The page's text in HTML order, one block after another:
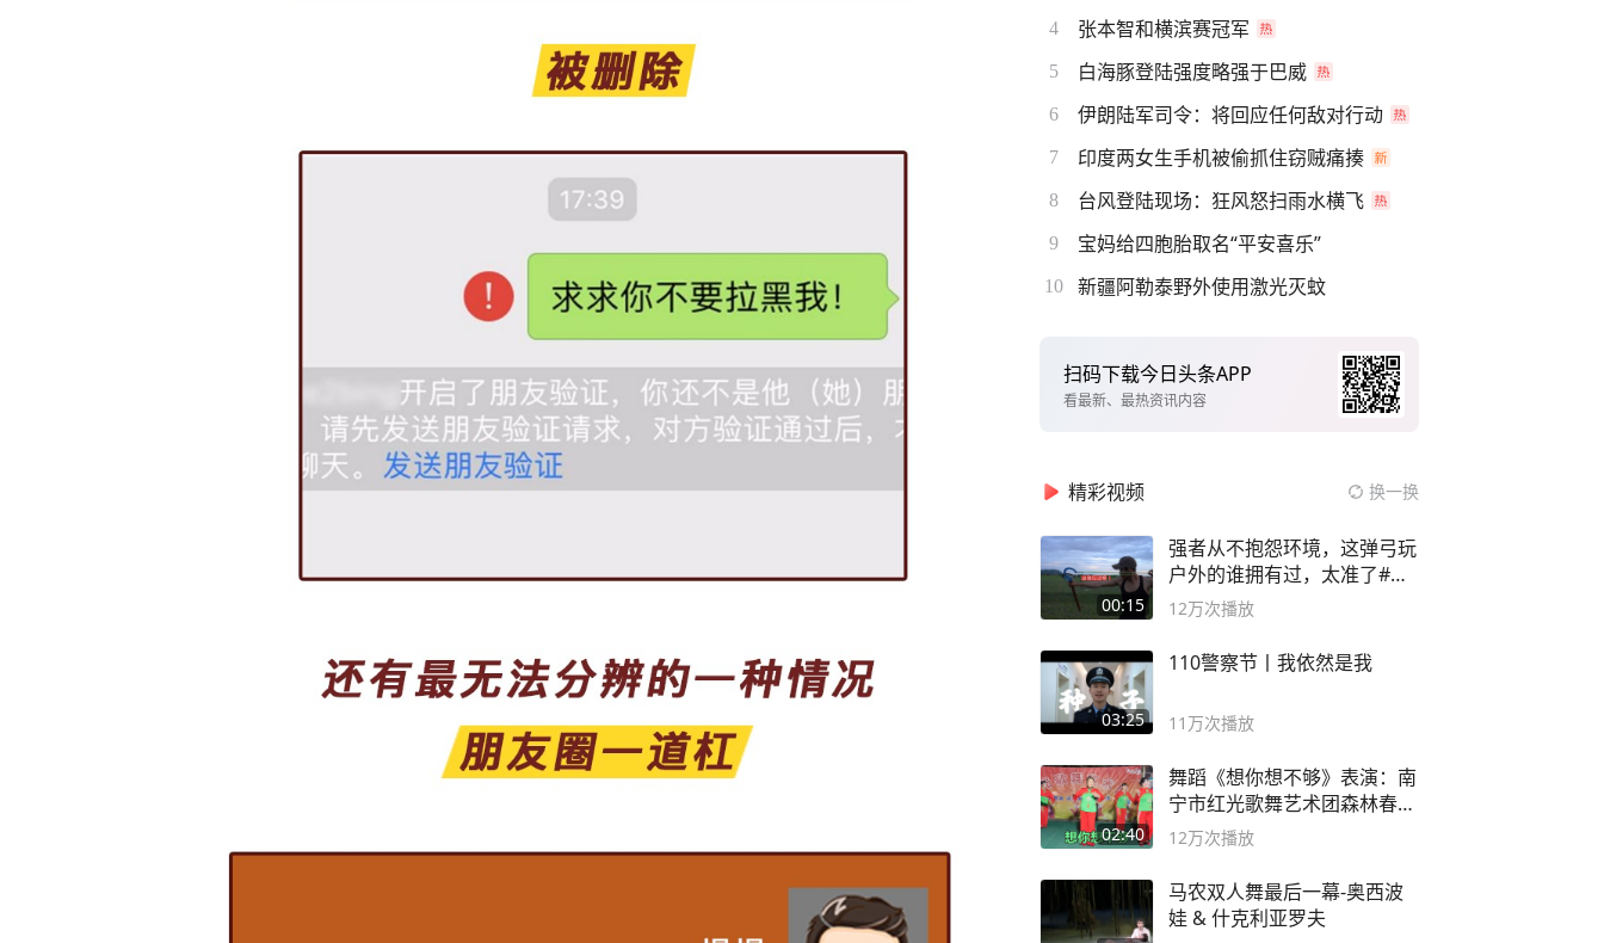
4 张本智和横滨赛冠军
5 白海豚登陆强度略强于巴威
6 伊朗陆军司令：将回应任何敌对行动
7 印度两女生手机被偷抓住窃贼痛揍
8 台风登陆现场：狂风怒扫雨水横飞
9 宝妈给四胞胎取名“平安喜乐”
10 新疆阿勒泰野外使用激光灭蚊
扫码下载今日头条APP
看最新、最热资讯内容
精彩视频 换一换
00:15
强者从不抱怨环境，这弹弓玩
户外的谁拥有过，太准了#弹
弓#户外
12万次播放
03:25
110警察节丨我依然是我
11万次播放
02:40
舞蹈《想你想不够》表演：南
宁市红光歌舞艺术团森林春红
舞蹈队。
12万次播放
马农双人舞最后一幕-奥西波
娃 & 什克利亚罗夫